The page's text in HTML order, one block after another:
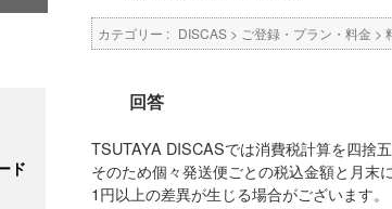
ド
カテゴリー : DISCAS > ご登録・プラン・料金 >
回答
TSUTAYA DISCASでは消費税計算を四捨
そのため個々発送便ごとの税込金額と月末
1円以上の差異が生じる場合がございます。